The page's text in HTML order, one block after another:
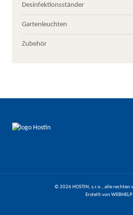
Desinfektionsständer
Gartenleuchten
Zubehör
© 2026 HOSTIN, s.r.o., alle rechten
Erstellt vonWEBHELP